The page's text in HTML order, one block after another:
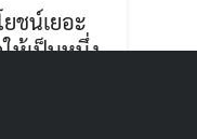
ชน์เยอะ
ห้เป็นหนึ่ง